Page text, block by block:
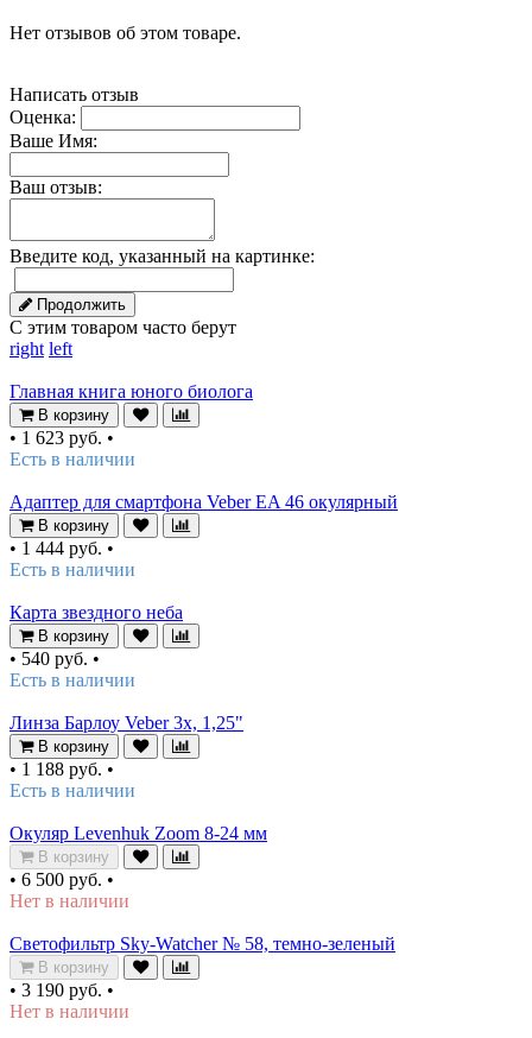
Нет отзывов об этом товаре.
Написать отзыв
Оценка:
Ваше Имя:
Ваш отзыв:
Введите код, указанный на картинке:
Продолжить
С этим товаром часто берут
right left
Главная книга юного биолога
В корзину
• 1 623 руб. •
Есть в наличии
Адаптер для смартфона Veber EA 46 окулярный
В корзину
• 1 444 руб. •
Есть в наличии
Карта звездного неба
В корзину
• 540 руб. •
Есть в наличии
Линза Барлоу Veber 3х, 1,25"
В корзину
• 1 188 руб. •
Есть в наличии
Окуляр Levenhuk Zoom 8-24 мм
В корзину
• 6 500 руб. •
Нет в наличии
Светофильтр Sky-Watcher № 58, темно-зеленый
В корзину
• 3 190 руб. •
Нет в наличии